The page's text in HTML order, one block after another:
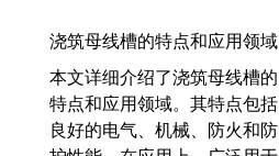
浇筑母线槽的特点和应用领域
本文详细介绍了浇筑母线槽的
特点和应用领域。其特点包括
良好的电气、机械、防火和防